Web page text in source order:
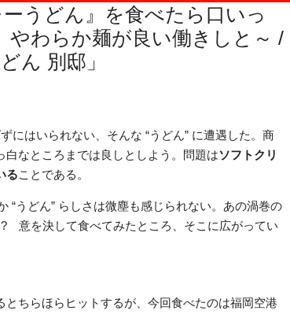
うどん』を食べたら口いっ
やわらか麺が良い働きしと～ /
ん 別邸」
にはいられない、そんな “うどん” に遭遇した。商
なところまでは良しとしよう。問題はソフトクリ
ることである。
“うどん” らしさは微塵も感じられない。あの渦巻の
意を決して食べてみたところ、そこに広がってい
ちらほらヒットするが、今回食べたのは福岡空港